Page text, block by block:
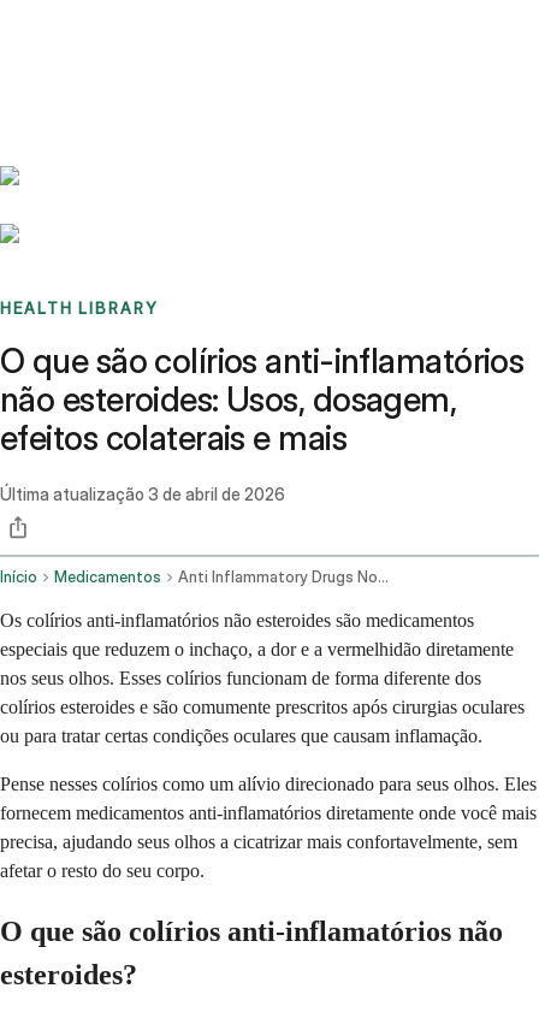
HEALTH LIBRARY
O que são colírios anti-inflamatórios
não esteroides: Usos, dosagem,
efeitos colaterais e mais
Última atualização 3 de abril de 2026
Início Medicamentos Anti Inflammatory Drugs Nonsteroidal Ophthalmic Route
Os colírios anti-inflamatórios não esteroides são medicamentos
especiais que reduzem o inchaço, a dor e a vermelhidão diretamente
nos seus olhos. Esses colírios funcionam de forma diferente dos
colírios esteroides e são comumente prescritos após cirurgias oculares
ou para tratar certas condições oculares que causam inflamação.
Pense nesses colírios como um alívio direcionado para seus olhos. Eles
fornecem medicamentos anti-inflamatórios diretamente onde você mais
precisa, ajudando seus olhos a cicatrizar mais confortavelmente, sem
afetar o resto do seu corpo.
O que são colírios anti-inflamatórios não
esteroides?